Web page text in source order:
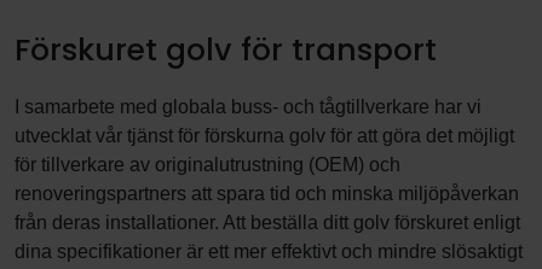
Förskuret golv för transport
I samarbete med globala buss- och tågtillverkare har vi
utvecklat vår tjänst för förskurna golv för att göra det möjligt
för tillverkare av originalutrustning (OEM) och
renoveringspartners att spara tid och minska miljöpåverkan
från deras installationer. Att beställa ditt golv förskuret enligt
dina specifikationer är ett mer effektivt och mindre slösaktigt